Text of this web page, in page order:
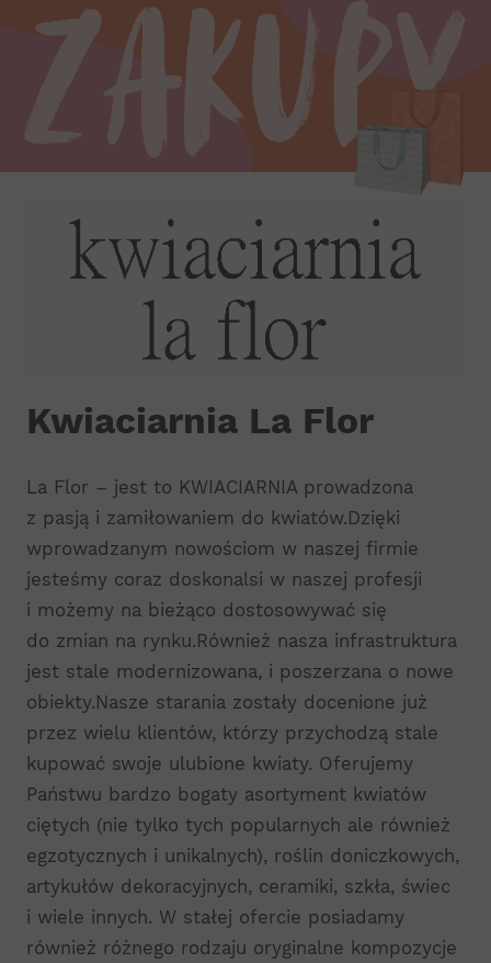
Zakupy
Kwiaciarnia La Flor
La Flor – jest to KWIACIARNIA prowadzona
z pasją i zamiłowaniem do kwiatów.Dzięki
wprowadzanym nowościom w naszej firmie
jesteśmy coraz doskonalsi w naszej profesji
i możemy na bieżąco dostosowywać się
do zmian na rynku.Również nasza infrastruktura
jest stale modernizowana, i poszerzana o nowe
obiekty.Nasze starania zostały docenione już
przez wielu klientów, którzy przychodzą stale
kupować swoje ulubione kwiaty. Oferujemy
Państwu bardzo bogaty asortyment kwiatów
ciętych (nie tylko tych popularnych ale również
egzotycznych i unikalnych), roślin doniczkowych,
artykułów dekoracyjnych, ceramiki, szkła, świec
i wiele innych. W stałej ofercie posiadamy
również różnego rodzaju oryginalne kompozycje